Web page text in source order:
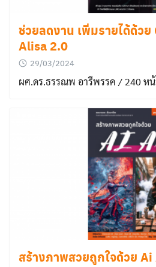
ช่วยลดงาน เพิ่มรายได้ด้ว
Alisa 2.0
29/03/2024
ผศ.ดร.ธรรณพ อารีพรรค / 240 ห
สร้างภาพสวยถูกใจด้วย